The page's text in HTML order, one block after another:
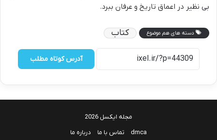
بی نظیر در اعماق تاریخ و عرفان ببرد.
دسته های هم موضوع کتاب
آدرس کوتاه مطلب
مجله ایکسل 2026
dmca
تماس با ما درباره ما